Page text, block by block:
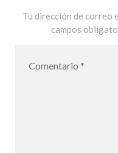
Tu dirección de correo
campos